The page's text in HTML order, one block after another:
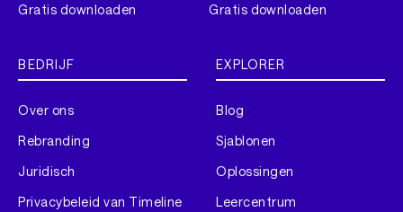
Gratis downloaden Gratis downloaden
BEDRIJF
Over ons
Rebranding
Juridisch
Privacybeleid van Timeline
EXPLORER
Blog
Sjablonen
Oplossingen
Leercentrum